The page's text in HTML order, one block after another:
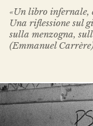
«Un libro infernale,
Una riflessione sul
sulla menzogna,
(Emmanuel